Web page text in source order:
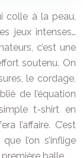
colle à la peau,
jeux intenses…
c’est une
soutenu. On
le cordage,
de l’équation
t-shirt en
l’affaire. C’est
l’on s’inflige